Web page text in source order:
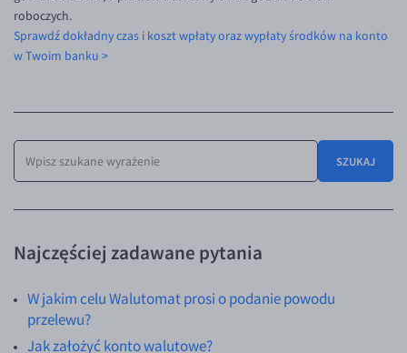
BGN/PLN
CAD/PLN
HKD/PLN
HUF/PLN
ILS/PLN
RON/PLN
SGD/PLN
TRY/PLN
ZAR/PLN
Pomoc
Pomoc
Konto i opłaty
Wymiana walut
Banki i przelewy
BLOG
Blog
Aktualności
Komentarze walutowe
KONTAKT
Kontakt
Dla mediów
PL
roboczych.
Sprawdź dokładny czas i koszt wpłaty oraz wypłaty środków na konto
w Twoim banku >
SZUKAJ
Najczęściej zadawane pytania
W jakim celu Walutomat prosi o podanie powodu
przelewu?
Jak założyć konto walutowe?